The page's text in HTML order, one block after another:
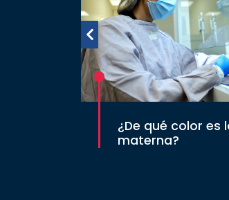
¿De qué color es
materna?